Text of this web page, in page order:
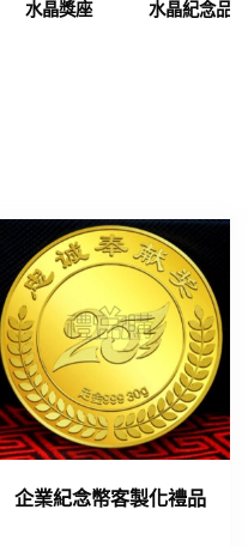
水晶獎座 水晶紀念品
企業紀念幣客製化禮品